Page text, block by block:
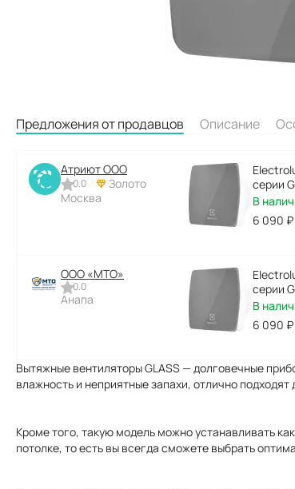
Предложения от продавцов Описание
Атриют ООО
0.0
Золото
Москва
серии
В
6 090 ₽
ООО «МТО»
0.0
Анапа
серии
В
6 090 ₽
Вытяжные вентиляторы GLASS — долговечные
влажность и неприятные запахи, отлично
Кроме того, такую модель можно устанавливать
потолке, то есть вы всегда сможете выбрать